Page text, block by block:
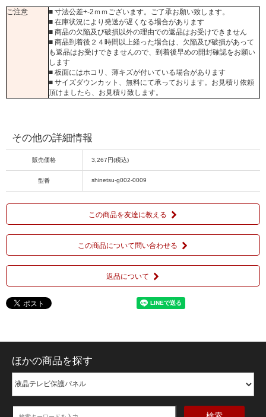
ご注意
■ 寸法公差+-2ｍｍございます。ご了承お願い致します。
■ 在庫状況により発送が遅くなる場合があります
■ 商品の欠陥及び破損以外の理由での返品はお受けできません
■ 商品到着後２４時間以上経った場合は、欠陥及び破損があって
も返品はお受けできませんので、到着後早めの開封確認をお願い
します
■ 板面にはホコリ、薄キズが付いている場合があります
■ サイズダウンカット、無料にて承っております。お見積り依頼
頂けましたら、お見積り致します。
その他の詳細情報
販売価格 3,267円(税込)
型番 shinetsu-g002-0009
この商品を友達に教える
この商品について問い合わせる
返品について
ほかの商品を探す